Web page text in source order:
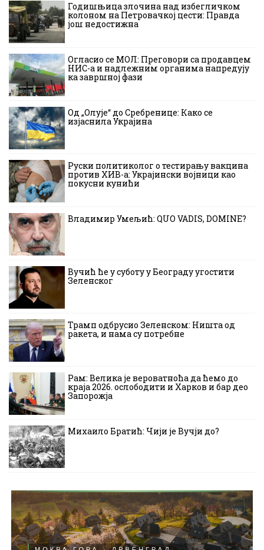
Годишњица злочина над избегличком
колоном на Петровачкој цести: Правда
још недостижна
Огласио се МОЛ: Преговори са продавцем
НИС-а и надлежним органима напредују
ка завршној фази
Од „Олује“ до Сребренице: Како се
изјаснила Украјина
Руски политиколог о тестирању вакцина
против ХИВ-а: Украјински војници као
покусни кунићи
Владимир Умељић: QUO VADIS, DOMINE?
Вучић ће у суботу у Београду угостити
Зеленског
Трамп одбрусио Зеленском: Ништа од
ракета, и нама су потребне
Рам: Велика је вероватноћа да ћемо до
краја 2026. ослободити и Харков и бар део
Запорожја
Михаило Братић: Чији је Вучји до?